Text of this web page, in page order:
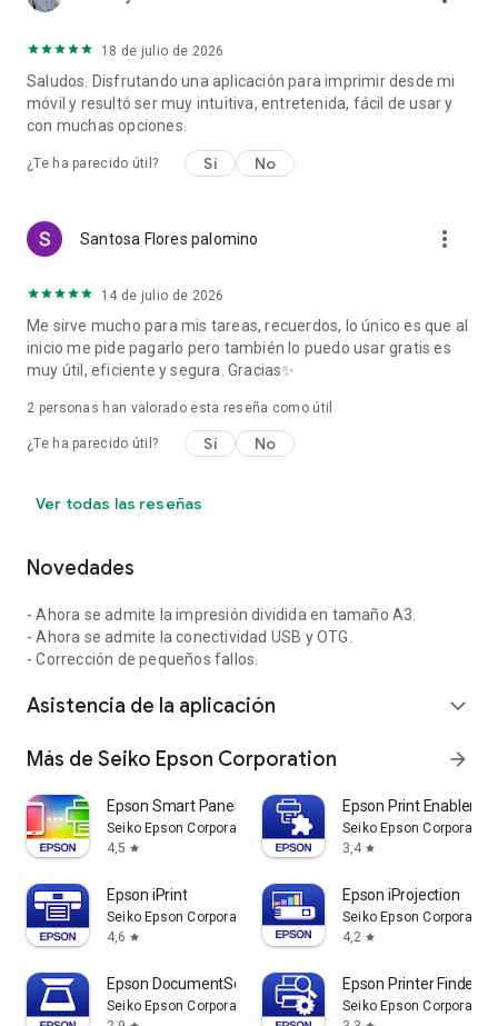
18 de julio de 2026
Saludos. Disfrutando una aplicación para imprimir desde mi
móvil y resultó ser muy intuitiva, entretenida, fácil de usar y
con muchas opciones.
¿Te ha parecido útil? Sí No
Santosa Flores palomino more_vert
14 de julio de 2026
Me sirve mucho para mis tareas, recuerdos, lo único es que al
inicio me pide pagarlo pero también lo puedo usar gratis es
muy útil, eficiente y segura. Gracias✨
2 personas han valorado esta reseña como útil
¿Te ha parecido útil? Sí No
Ver todas las reseñas
Novedades
- Ahora se admite la impresión dividida en tamaño A3.
- Ahora se admite la conectividad USB y OTG.
- Corrección de pequeños fallos.
Asistencia de la aplicación expand_more
Más de Seiko Epson Corporation arrow_forward
Epson Smart Panel
Seiko Epson Corporation
4,5 star
Epson Print Enabler
Seiko Epson Corporation
3,4 star
Epson iPrint
Seiko Epson Corporation
4,6 star
Epson iProjection
Seiko Epson Corporation
4,2 star
Epson DocumentScan
Seiko Epson Corporation
Epson Printer Finder
Seiko Epson Corporation